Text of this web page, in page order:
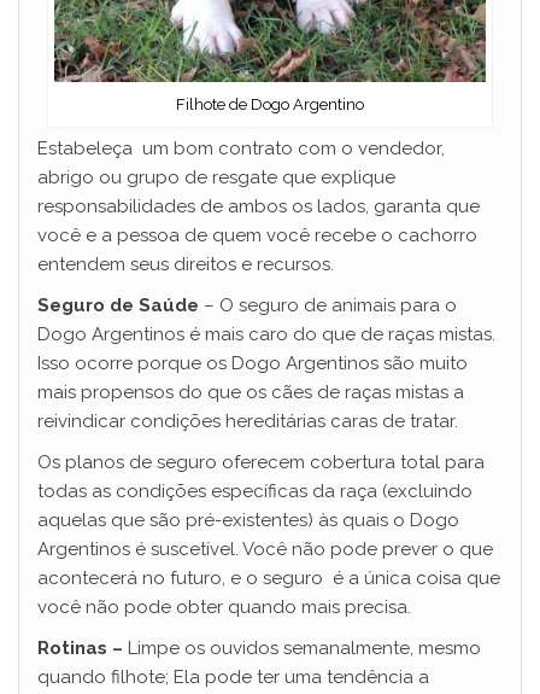
Filhote de Dogo Argentino
Estabeleça um bom contrato com o vendedor,
abrigo ou grupo de resgate que explique
responsabilidades de ambos os lados, garanta que
você e a pessoa de quem você recebe o cachorro
entendem seus direitos e recursos.
Seguro de Saúde – O seguro de animais para o
Dogo Argentinos é mais caro do que de raças mistas.
Isso ocorre porque os Dogo Argentinos são muito
mais propensos do que os cães de raças mistas a
reivindicar condições hereditárias caras de tratar.
Os planos de seguro oferecem cobertura total para
todas as condições específicas da raça (excluindo
aquelas que são pré-existentes) às quais o Dogo
Argentinos é suscetível. Você não pode prever o que
acontecerá no futuro, e o seguro é a única coisa que
você não pode obter quando mais precisa.
Rotinas – Limpe os ouvidos semanalmente, mesmo
quando filhote; Ela pode ter uma tendência a